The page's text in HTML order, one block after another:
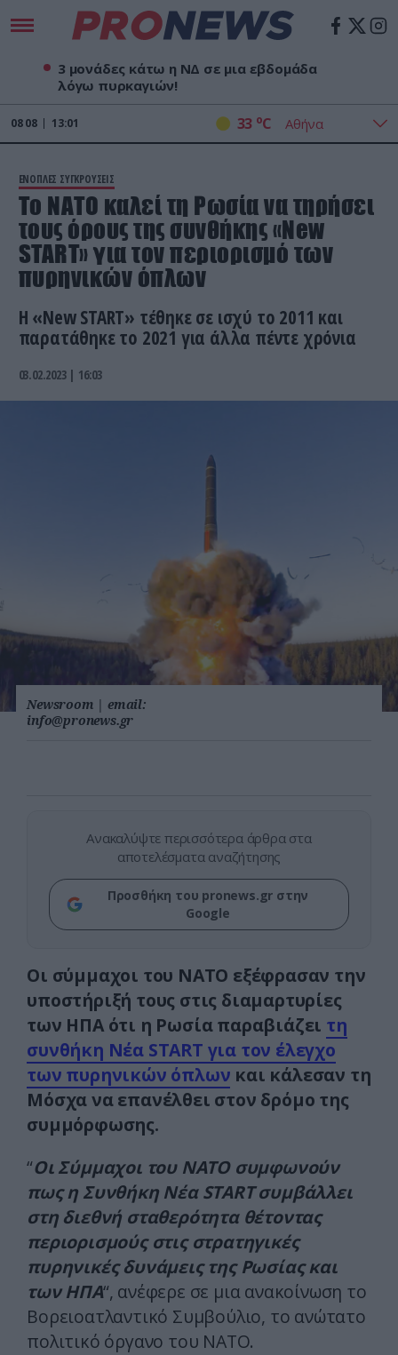
3 μονάδες κάτω η ΝΔ σε μια εβδομάδα
λόγω πυρκαγιών!
08 08 13:01 33 oC
ΕΝΟΠΛΕΣ ΣΥΓΚΡΟΥΣΕΙΣ
Το ΝΑΤΟ καλεί τη Ρωσία να τηρήσει
τους όρους της συνθήκης «New
START» για τον περιορισμό των
πυρηνικών όπλων
Η «New START» τέθηκε σε ισχύ το 2011 και
παρατάθηκε το 2021 για άλλα πέντε χρόνια
03.02.2023 | 16:03
Newsroom | email:
info@pronews.gr
Ανακαλύψτε περισσότερα άρθρα στα
αποτελέσματα αναζήτησης
Προσθήκη του pronews.gr στην
Google
Οι σύμμαχοι του ΝΑΤΟ εξέφρασαν την
υποστήριξή τους στις διαμαρτυρίες
των ΗΠΑ ότι η Ρωσία παραβιάζει τη
συνθήκη Νέα START για τον έλεγχο
των πυρηνικών όπλων και κάλεσαν τη
Μόσχα να επανέλθει στον δρόμο της
συμμόρφωσης.
“Οι Σύμμαχοι του ΝΑΤΟ συμφωνούν
πως η Συνθήκη Νέα START συμβάλλει
στη διεθνή σταθερότητα θέτοντας
περιορισμούς στις στρατηγικές
πυρηνικές δυνάμεις της Ρωσίας και
των ΗΠΑ“, ανέφερε σε μια ανακοίνωση το
Βορειοατλαντικό Συμβούλιο, το ανώτατο
πολιτικό όργανο του ΝΑΤΟ.